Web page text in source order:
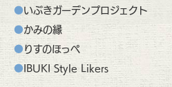
いぶきガーデンプロジェクト
かみの縁
りすのほっぺ
IBUKI Style Likers